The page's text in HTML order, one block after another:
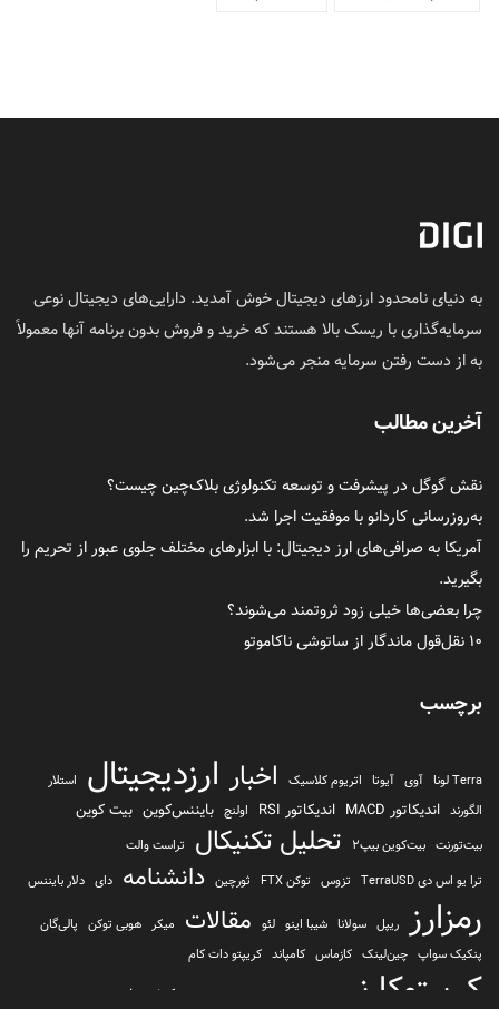
به دنیای نامحدود ارزهای دیجیتال خوش آمدید. دارایی‌های دیجیتال نوعی
سرمایه‌گذاری با ریسک بالا هستند که خرید و فروش بدون برنامه آنها معمولاً
به از دست رفتن سرمایه منجر می‌شود.
آخرین مطالب
نقش گوگل در پیشرفت و توسعه تکنولوژی بلاک‌چین چیست؟
به‌روزرسانی کاردانو با موفقیت اجرا شد.
آمریکا به صرافی‌های ارز دیجیتال: با ابزارهای مختلف جلوی عبور از تحریم را
بگیرید.
چرا بعضی‌ها خیلی زود ثروتمند می‌شوند؟
۱۰ نقل‌قول ماندگار از ساتوشی ناکاموتو
برچسب
Terra لونا آوی آیوتا اتریوم کلاسیک اخبار ارزدیجیتال
استلار
الگورند اندیکاتور MACD اندیکاتور RSI اولنچ بایننس‌کوین بیت کوین
بیت‌تورنت بیت‌کوین بیپ2 تحلیل تکنیکال
تراست والت
ترا یو اس دی TerraUSD
تزوس توکن FTX ثورچین دانشنامه دای دلار بایننس
رمزارز ریپل سولانا شیبا اینو لئو مقالات میکر هوبی توکن پالی‌گان
پنکیک سواپ چین‌لینک کازماس کامپاند کریپتو دات کام
کریپتوکارنسی کیف پول